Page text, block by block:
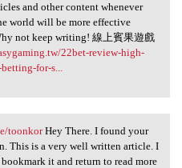
and other content whenever
world will be more effective
not keep writing! 線上賓果遊戲
22bet-review-high-
for-s...
toonkor Hey
toonkorHey There. I found your
This is a very well written article. I
it and return to read more